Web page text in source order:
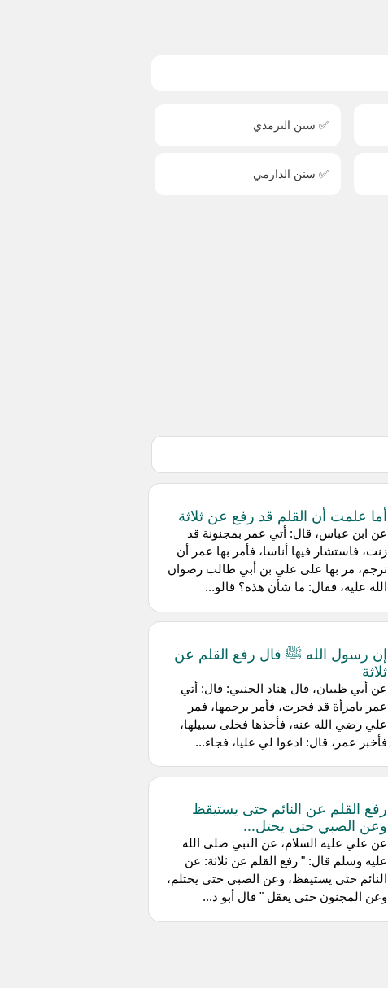
✅ سنن الترمذي
✅ سنن الدارمي
أما علمت أن القلم قد رفع عن ثلاثة
عن ابن عباس، قال: أتي عمر بمجنونة قد
زنت، فاستشار فيها أناسا، فأمر بها عمر أن
ترجم، مر بها على علي بن أبي طالب رضوان
الله عليه، فقال: ما شأن هذه؟ قالو...
إن رسول الله ﷺ قال رفع القلم عن
ثلاثة
عن أبي ظبيان، قال هناد الجنبي: قال: أتي
عمر بامرأة قد فجرت، فأمر برجمها، فمر
علي رضي الله عنه، فأخذها فخلى سبيلها،
فأخبر عمر، قال: ادعوا لي عليا، فجاء...
رفع القلم عن النائم حتى يستيقظ
وعن الصبي حتى يحتل...
عن علي عليه السلام، عن النبي صلى الله
عليه وسلم قال: " رفع القلم عن ثلاثة: عن
النائم حتى يستيقظ، وعن الصبي حتى يحتلم،
وعن المجنون حتى يعقل " قال أبو د...